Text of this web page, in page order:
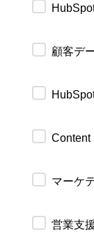
顧客デ
Content
マーケ
営業支